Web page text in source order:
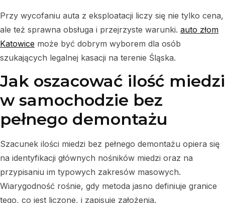
Przy wycofaniu auta z eksploatacji liczy się nie tylko cena,
ale też sprawna obsługa i przejrzyste warunki. auto złom
Katowice może być dobrym wyborem dla osób
szukających legalnej kasacji na terenie Śląska.
Jak oszacować ilość miedzi
w samochodzie bez
pełnego demontażu
Szacunek ilości miedzi bez pełnego demontażu opiera się
na identyfikacji głównych nośników miedzi oraz na
przypisaniu im typowych zakresów masowych.
Wiarygodność rośnie, gdy metoda jasno definiuje granice
tego, co jest liczone, i zapisuje założenia.